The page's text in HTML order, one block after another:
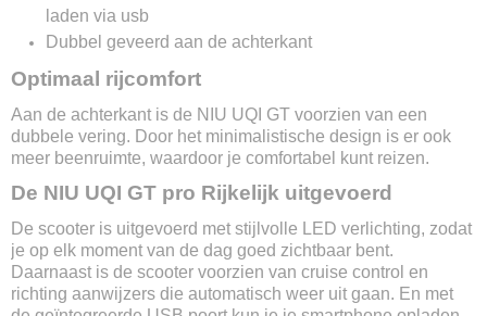
Type motor
Bosch
Led
Wielen
14 Inch
Remsysteem voor
Remsysteem achter
Schijfrem & elektronisch
Display
Led
Alarm
laden via usb
Dubbel geveerd aan de achterkant
Optimaal rijcomfort
Aan de achterkant is de NIU UQI GT voorzien van een
dubbele vering. Door het minimalistische design is er ook
meer beenruimte, waardoor je comfortabel kunt reizen.
De NIU UQI GT pro Rijkelijk uitgevoerd
De scooter is uitgevoerd met stijlvolle LED verlichting, zodat
je op elk moment van de dag goed zichtbaar bent.
Daarnaast is de scooter voorzien van cruise control en
richting aanwijzers die automatisch weer uit gaan. En met